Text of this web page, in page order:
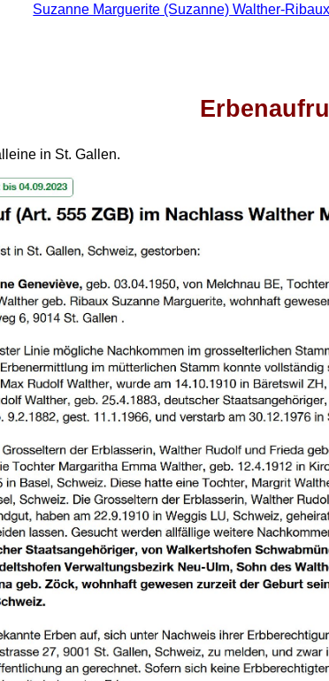
Suzanne Marguerite (Suzanne) Walther-
in St. Gallen.